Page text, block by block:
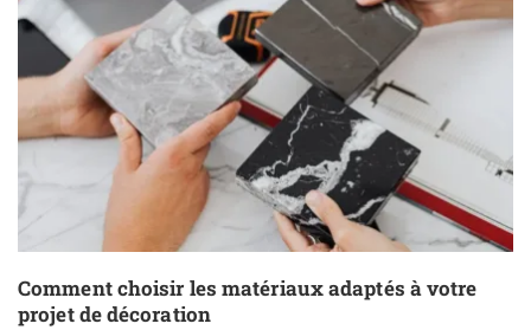
Comment choisir les matériaux adaptés à votre
projet de décoration